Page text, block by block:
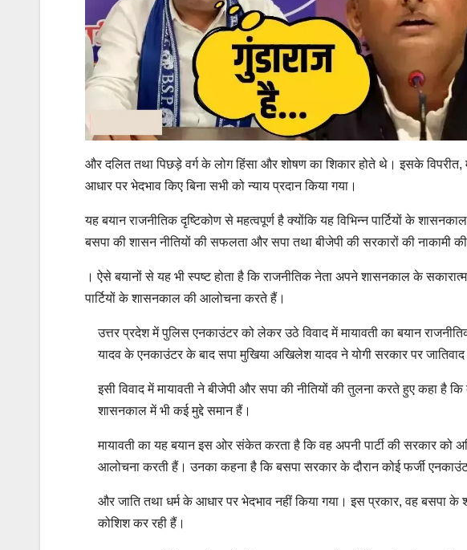
और दलित तथा पिछड़े वर्ग के लोग हिंसा और शोषण का शिकार होते थे। इसके विपरीत,
आधार पर भेदभाव किए बिना सभी को न्याय प्रदान किया गया।
यह बयान राजनीतिक दृष्टिकोण से महत्वपूर्ण है क्योंकि यह विभिन्न पार्टियों के
बसपा की शासन नीतियों की सफलता और सपा तथा बीजेपी की सरकारों की नाकामी
। ऐसे बयानों से यह भी स्पष्ट होता है कि राजनीतिक नेता अपने शासनकाल के
पार्टियों के शासनकाल की आलोचना करते हैं।
उत्तर प्रदेश में पुलिस एनकाउंटर को लेकर उठे विवाद में मायावती का बयान
यादव के एनकाउंटर के बाद सपा मुखिया अखिलेश यादव ने योगी सरकार पर
इसी विवाद में मायावती ने बीजेपी और सपा की नीतियों की तुलना करते हुए कहा है
शासनकाल में भी कई मुद्दे समान हैं।
मायावती का यह बयान इस ओर संकेत करता है कि वह अपनी पार्टी की सरकार को
आलोचना करती हैं। उनका कहना है कि बसपा सरकार के दौरान कोई फर्जी
और जाति तथा धर्म के आधार पर भेदभाव नहीं किया गया। इस प्रकार, वह
कोशिश कर रही हैं।